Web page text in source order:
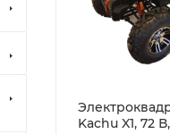
Kachu X1, 72